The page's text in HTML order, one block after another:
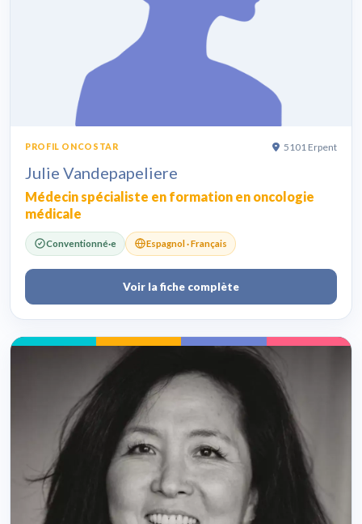
PROFIL ONCOSTAR 5101 Erpent
Julie Vandepapeliere
Médecin spécialiste en formation en oncologie
médicale
Conventionné·e Espagnol · Français
Voir la fiche complète